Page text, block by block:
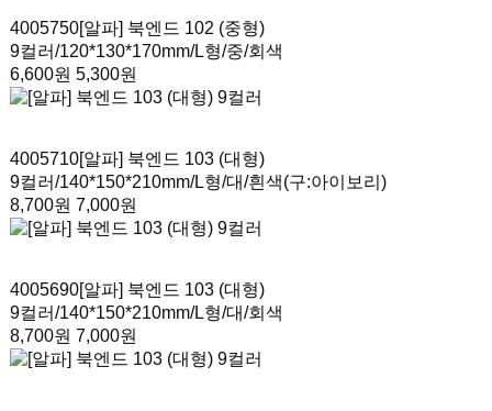
4005750[알파] 북엔드 102 (중형)
9컬러/120*130*170mm/L형/중/회색
6,600원 5,300원
4005710[알파] 북엔드 103 (대형)
9컬러/140*150*210mm/L형/대/흰색(구:아이보리)
8,700원 7,000원
4005690[알파] 북엔드 103 (대형)
9컬러/140*150*210mm/L형/대/회색
8,700원 7,000원